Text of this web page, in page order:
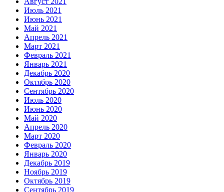
Июль 2021
Июнь 2021
Май 2021
Апрель 2021
Март 2021
Февраль 2021
Январь 2021
Декабрь 2020
Октябрь 2020
Сентябрь 2020
Июль 2020
Июнь 2020
Май 2020
Апрель 2020
Март 2020
Февраль 2020
Январь 2020
Декабрь 2019
Ноябрь 2019
Октябрь 2019
Сентябрь 2019